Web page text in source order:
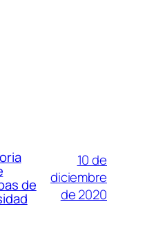
de
10 de
diciembre
de 2020